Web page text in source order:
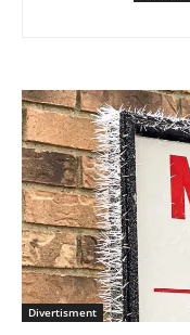
Divertisment